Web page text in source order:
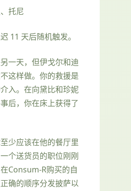
托尼
11 天后随机触发。
一天，但伊戈尔和迪
这样做。你的救援是
入。在向黛比和珍妮
后，你在床上获得了
少应该在他的餐厅里
个送货员的职位刚刚
Consum-R购买的自
确的顺序分发披萨以